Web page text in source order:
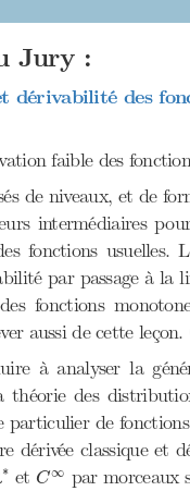
Jury :
dérivabilité des
faible des
de niveaux, et de
intermédiaires
fonctions
par passage à
fonctions
aussi de cette
à analyser la
des
particulier de
dérivée classique et
∗
∗ et C∞
C∞ par morceaux